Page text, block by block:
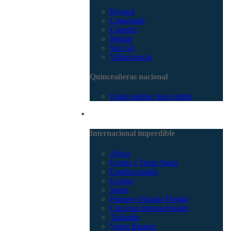
Boyacá
Capurganá
Girardot
Melgar
San Gil
Villavicencio
Quinceañeras nacional
Quinceañeras San Andrés
Internacional imperdible
Africa
Egipto y Tierra Santa
Estados unidos
Europa
Japón
Parques Orlando Florida
Cruceros internacionales
Tailandia
Viajes Baratos